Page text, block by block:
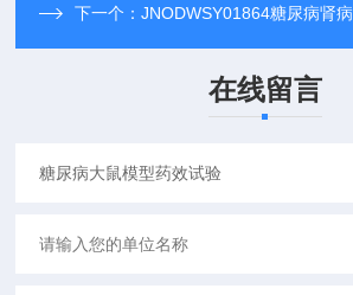
下一个：JNODWSY01864糖尿病肾病
在线留言